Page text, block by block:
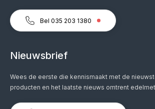
Bel 035 203 1380
Nieuwsbrief
Wees de eerste die kennismaakt met de
producten en het laatste nieuws omtrent